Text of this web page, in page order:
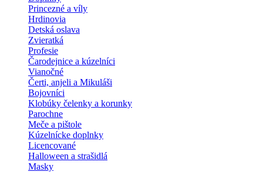
Princezné a víly
Hrdinovia
Detská oslava
Zvieratká
Profesie
Čarodejnice a kúzelníci
Vianočné
Čerti, anjeli a Mikuláši
Bojovníci
Klobúky čelenky a korunky
Parochne
Meče a pištole
Kúzelnícke doplnky
Licencované
Halloween a strašidlá
Masky